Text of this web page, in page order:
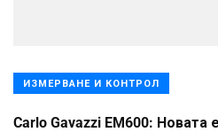
ИЗМЕРВАНЕ И КОНТРОЛ
Carlo Gavazzi EM600: Новата